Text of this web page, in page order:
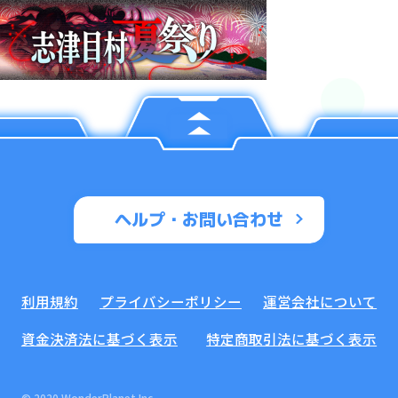
ヘルプ・お問い合わせ
利用規約 プライバシーポリシー
運営会社について
資金決済法に基づく表示
特定商取引法に基づく表示